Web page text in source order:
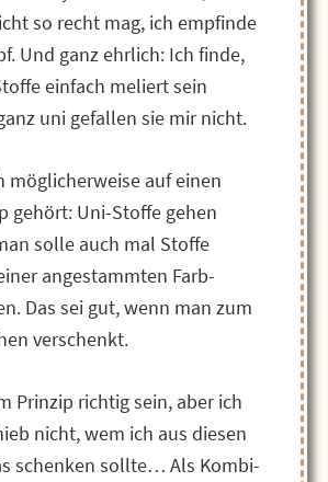
so recht mag, ich empfinde
Und ganz ehrlich: Ich finde,
einfach meliert sein
uni gefallen sie mir nicht.
möglicherweise auf einen
gehört: Uni-Stoffe gehen
solle auch mal Stoffe
angestammten Farb-
Das sei gut, wenn man zum
verschenkt.
Prinzip richtig sein, aber ich
nicht, wem ich aus diesen
schenken sollte… Als Kombi-